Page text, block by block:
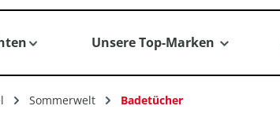
Unsere Top-Marken
Sommerwelt Badetücher